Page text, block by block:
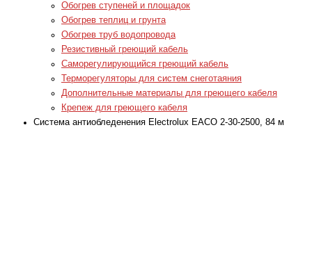
Обогрев ступеней и площадок
Обогрев теплиц и грунта
Обогрев труб водопровода
Резистивный греющий кабель
Саморегулирующийся греющий кабель
Терморегуляторы для систем снеготаяния
Дополнительные материалы для греющего кабеля
Крепеж для греющего кабеля
Система антиобледенения Electrolux EACO 2-30-2500, 84 м